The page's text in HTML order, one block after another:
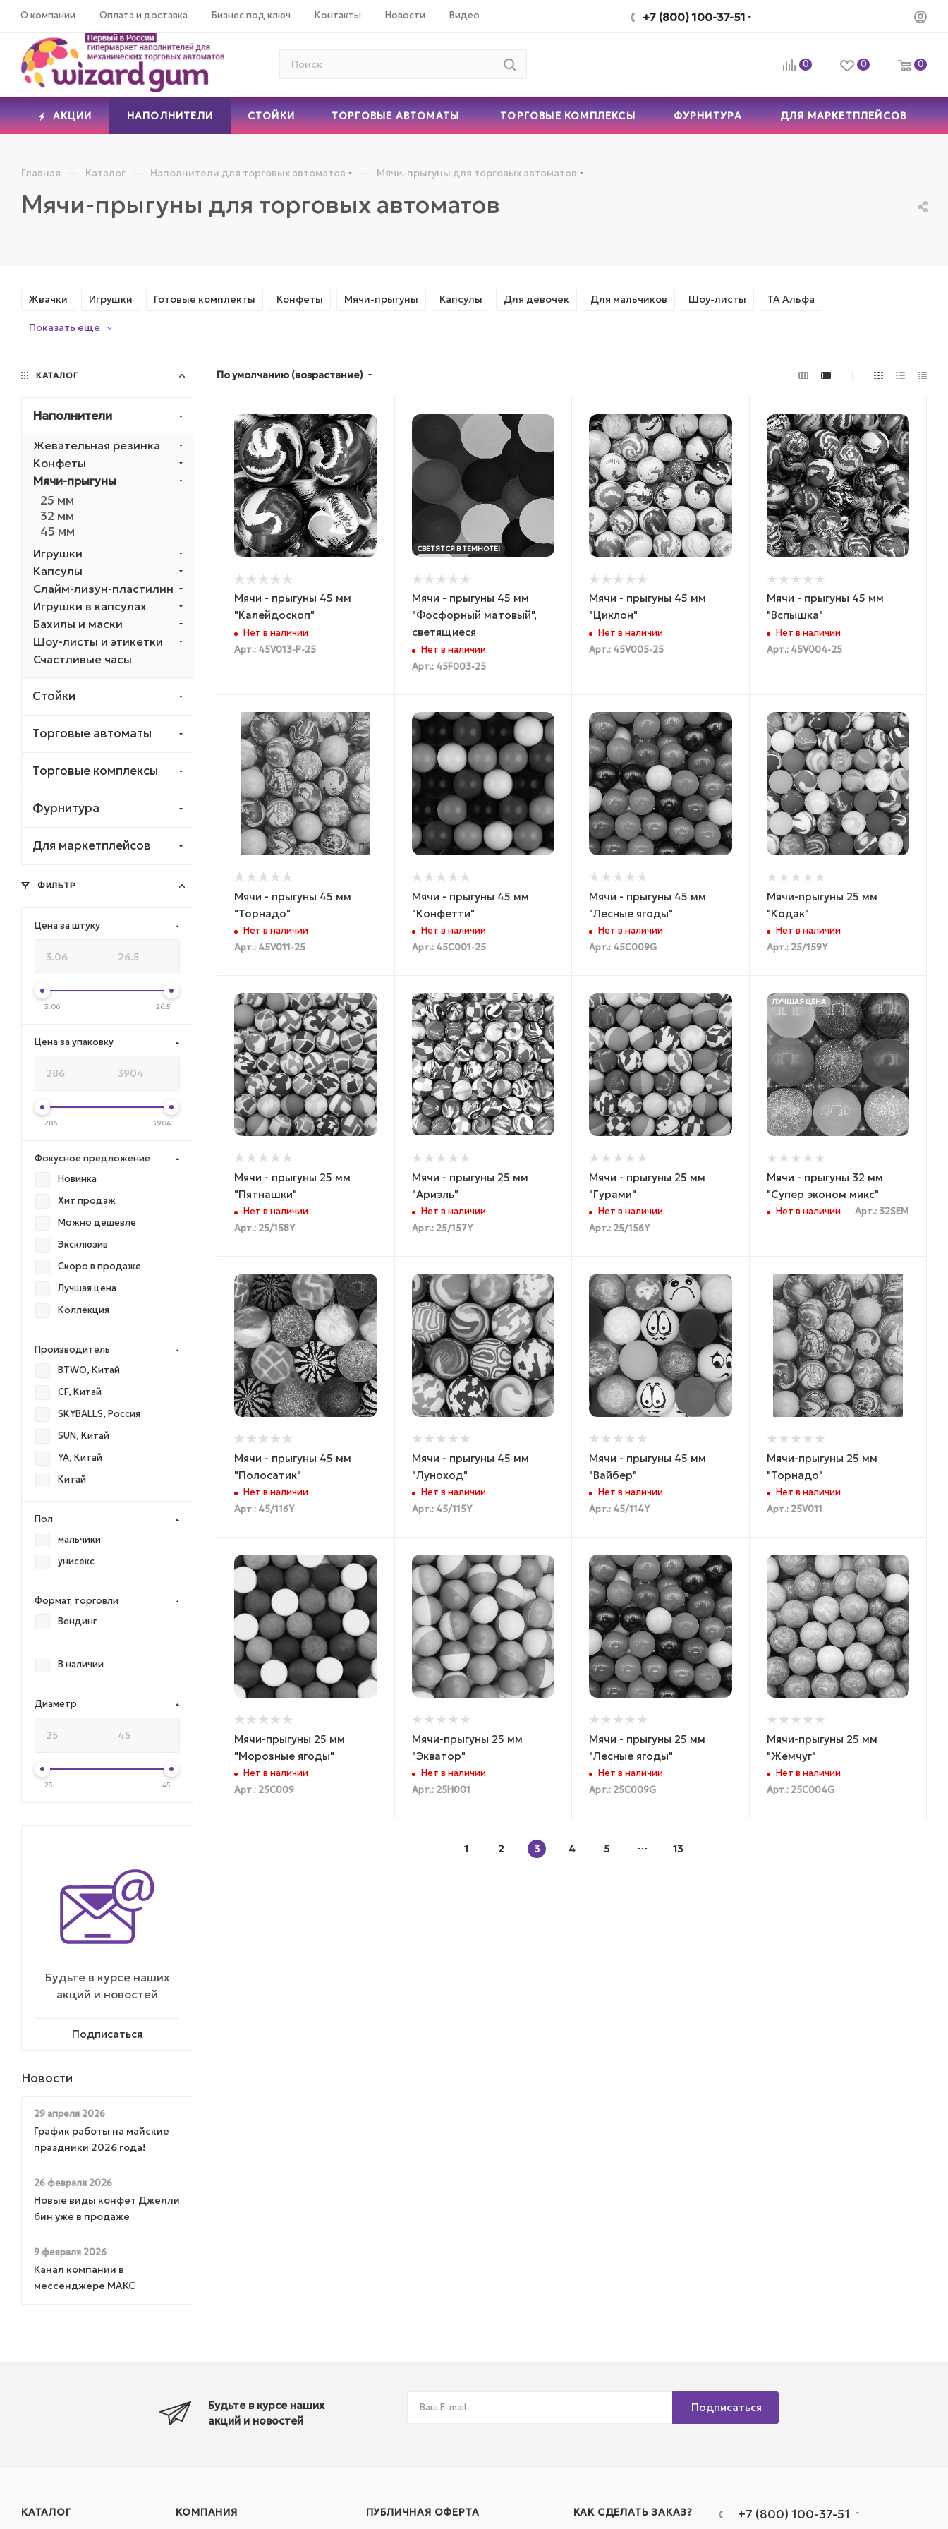
О компании Оплата и доставка Бизнес под ключ Контакты Новости Видео +7 (800) 100-37-51
0 0 0
АКЦИИ НАПОЛНИТЕЛИ СТОЙКИ ТОРГОВЫЕ АВТОМАТЫ ТОРГОВЫЕ КОМПЛЕКСЫ ФУРНИТУРА ДЛЯ МАРКЕТПЛЕЙСОВ
Главная — Каталог — Наполнители для торговых автоматов — Мячи-прыгуны для торговых автоматов
Мячи-прыгуны для торговых автоматов
Жвачки Игрушки Готовые комплекты Конфеты Мячи-прыгуны Капсулы Для девочек Для мальчиков Шоу-листы ТА Альфа
Показать еще
По умолчанию (возрастание)
Мячи - прыгуны 45 мм
"Калейдоскоп"
Нет в наличии
Арт.: 45V013-Р-25
СВЕТЯТСЯ В ТЕМНОТЕ!
Мячи - прыгуны 45 мм
"Фосфорный матовый",
светящиеся
Нет в наличии
Арт.: 45F003-25
Мячи - прыгуны 45 мм
"Циклон"
Нет в наличии
Арт.: 45V005-25
Мячи - прыгуны 45 мм
"Вспышка"
Нет в наличии
Арт.: 45V004-25
Мячи - прыгуны 45 мм
"Торнадо"
Нет в наличии
Арт.: 45V011-25
Мячи - прыгуны 45 мм
"Конфетти"
Нет в наличии
Арт.: 45C001-25
Мячи - прыгуны 45 мм
"Лесные ягоды"
Нет в наличии
Арт.: 45С009G
Мячи-прыгуны 25 мм
"Кодак"
Нет в наличии
Арт.: 25/159Y
Мячи - прыгуны 25 мм
"Пятнашки"
Нет в наличии
Арт.: 25/158Y
Мячи - прыгуны 25 мм
"Ариэль"
Нет в наличии
Арт.: 25/157Y
Мячи - прыгуны 25 мм
"Гурами"
Нет в наличии
Арт.: 25/156Y
ЛУЧШАЯ ЦЕНА
Мячи - прыгуны 32 мм
"Супер эконом микс"
Нет в наличии Арт.: 32SEM
Мячи - прыгуны 45 мм
"Полосатик"
Нет в наличии
Арт.: 45/116Y
Мячи - прыгуны 45 мм
"Луноход"
Нет в наличии
Арт.: 45/115Y
Мячи - прыгуны 45 мм
"Вайбер"
Нет в наличии
Арт.: 45/114Y
Мячи-прыгуны 25 мм
"Торнадо"
Нет в наличии
Арт.: 25V011
Мячи-прыгуны 25 мм
"Морозные ягоды"
Нет в наличии
Арт.: 25C009
Мячи-прыгуны 25 мм
"Экватор"
Нет в наличии
Арт.: 25Н001
Мячи - прыгуны 25 мм
"Лесные ягоды"
Нет в наличии
Арт.: 25С009G
Мячи-прыгуны 25 мм
"Жемчуг"
Нет в наличии
Арт.: 25C004G
1 2 3 4 5 13
КАТАЛОГ
Наполнители
Жевательная резинка
Конфеты
Мячи-прыгуны
25 мм
32 мм
45 мм
Игрушки
Капсулы
Слайм-лизун-пластилин
Игрушки в капсулах
Бахилы и маски
Шоу-листы и этикетки
Счастливые часы
Стойки
Торговые автоматы
Торговые комплексы
Фурнитура
Для маркетплейсов
ФИЛЬТР
Цена за штуку
3.06 26.5
Цена за упаковку
286 3904
Фокусное предложение
Новинка
Хит продаж
Можно дешевле
Эксклюзив
Скоро в продаже
Лучшая цена
Коллекция
Производитель
BTWO, Китай
CF, Китай
SKYBALLS, Россия
SUN, Китай
YA, Китай
Китай
Пол
мальчики
унисекс
Формат торговли
Вендинг
В наличии
Диаметр
25 45
Будьте в курсе наших
акций и новостей
Подписаться
Новости
29 апреля 2026
График работы на майские
праздники 2026 года!
26 февраля 2026
Новые виды конфет Джелли
бин уже в продаже
9 февраля 2026
Канал компании в
мессенджере МАКС
Будьте в курсе наших
акций и новостей
Подписаться
КАТАЛОГ КОМПАНИЯ ПУБЛИЧНАЯ ОФЕРТА КАК СДЕЛАТЬ ЗАКАЗ? +7 (800) 100-37-51